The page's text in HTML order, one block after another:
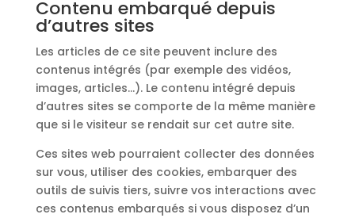
Contenu embarqué depuis
d’autres sites
Les articles de ce site peuvent inclure des
contenus intégrés (par exemple des vidéos,
images, articles…). Le contenu intégré depuis
d’autres sites se comporte de la même manière
que si le visiteur se rendait sur cet autre site.
Ces sites web pourraient collecter des données
sur vous, utiliser des cookies, embarquer des
outils de suivis tiers, suivre vos interactions avec
ces contenus embarqués si vous disposez d’un